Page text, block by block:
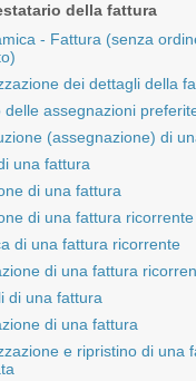
della fattura
- Fattura (senza
dei dettagli della
delle assegnazioni
(assegnazione) di
una fattura
di una fattura
di una fattura ricorrente
di una fattura ricorrente
di una fattura
di una fattura
di una fattura
e ripristino di una